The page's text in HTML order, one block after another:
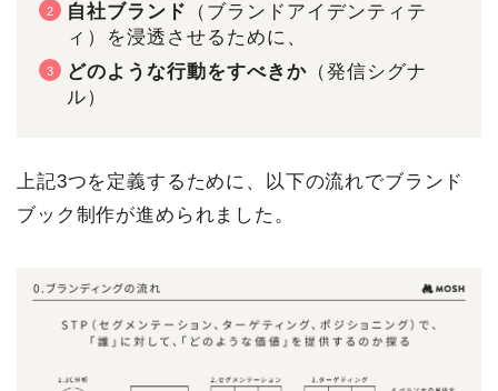
自社ブランド
（ブランドアイデンティテ
ィ）を浸透させるために、
どのような行動をすべきか （発信シグナ
ル）
上記3つを定義するために、以下の流れでブランド
ブック制作が進められました。